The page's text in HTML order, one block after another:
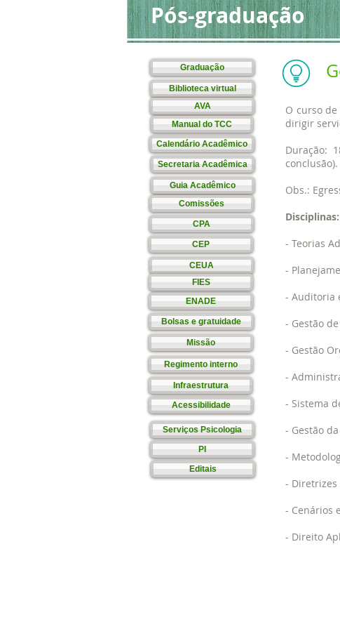
Pós-graduação
Graduação
Biblioteca virtual
AVA
Manual do TCC
Calendário Acadêmico
Secretaria Acadêmica
Guia Acadêmico
Comissões
CPA
CEP
CEUA
FIES
ENADE
Bolsas e gratuidade
Missão
Regimento interno
Infraestrutura
Acessibilidade
Serviços Psicologia
PI
Editais
O curso
dirigir
Duração:
conclusão).
Obs.:
Disciplinas:
- Teorias
-
- Auditoria
- Gestão
- Gestão
-
- Sistema
- Gestão
-
- Diretrizes
- Cenários
- Direito